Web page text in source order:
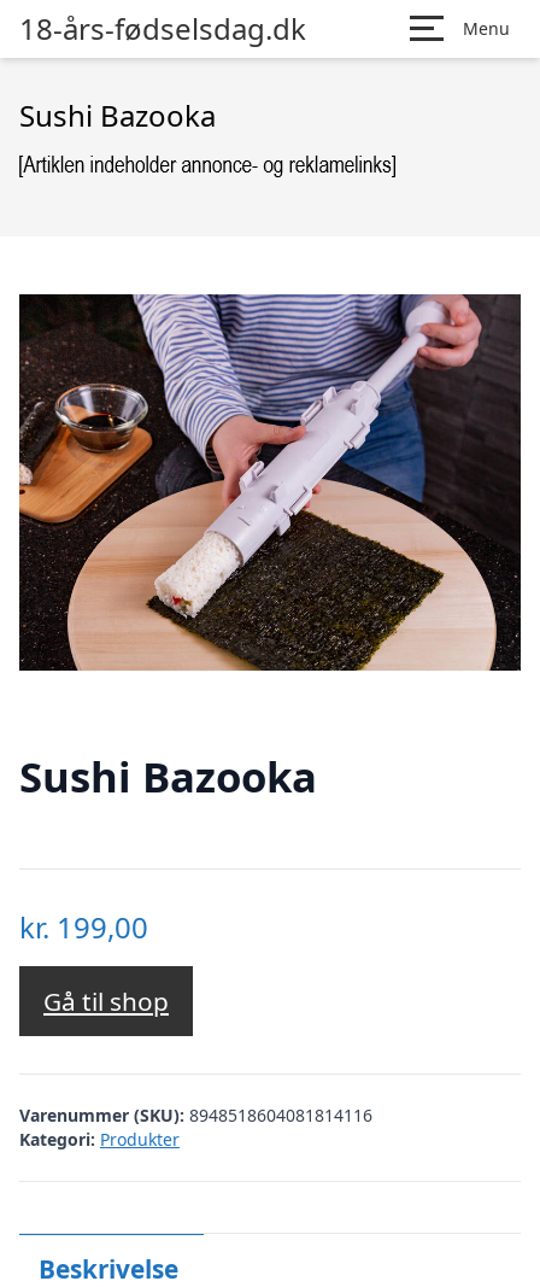
18-års-fødselsdag.dk Menu
Sushi Bazooka
Sushi Bazooka
kr. 199,00
Gå til shop
Varenummer (SKU): 8948518604081814116
Kategori: Produkter
Beskrivelse